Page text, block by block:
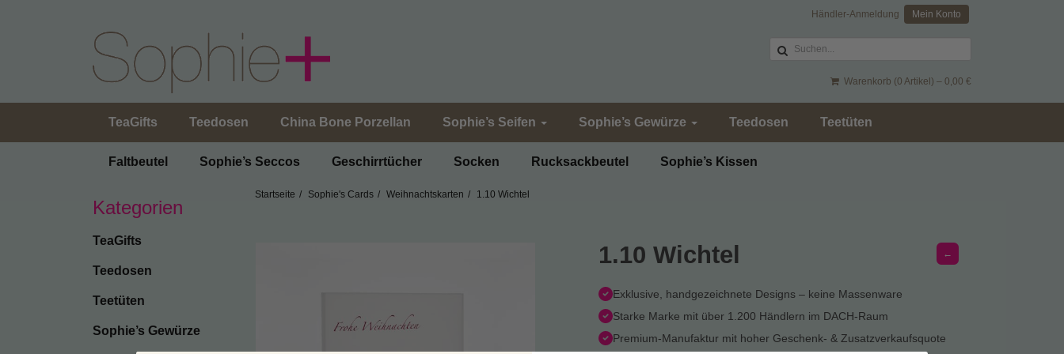
Mein Konto
Händler-Anmeldung
Warenkorb (0 Artikel) – 0,00 €
TeaGifts Teedosen China Bone Porzellan Sophie’s Seifen Sophie’s Gewürze Teedosen Teetüten
Faltbeutel Sophie’s Seccos Geschirrtücher Socken Rucksackbeutel Sophie’s Kissen
Kategorien
TeaGifts
Teedosen
Teetüten
Sophie’s Gewürze
Startseite Sophie's Cards Weihnachtskarten 1.10 Wichtel
←
1.10 Wichtel
Exklusive, handgezeichnete Designs – keine Massenware
Starke Marke mit über 1.200 Händlern im DACH-Raum
Premium-Manufaktur mit hoher Geschenk- & Zusatzverkaufsquote